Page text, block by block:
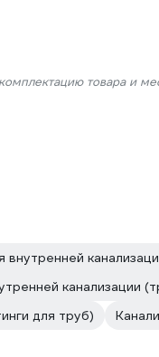
товара и
внутренней
канализации
для труб)